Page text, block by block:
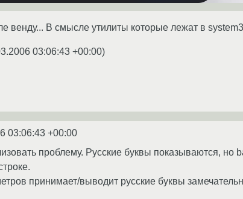
венду... В смысле утилиты которые лежат в
03:06:43 +00:00)
03:06:43 +00:00
проблему. Русские буквы показываются, но
принимает/выводит русские буквы